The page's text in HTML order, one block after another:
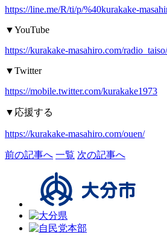
https://line.me/R/ti/p/%40kurakake-
▼YouTube
https://kurakake-masahiro.com/radio_taiso/
▼Twitter
https://mobile.twitter.com/kurakake1973
▼ 応援する
https://kurakake-masahiro.com/ouen/
前の記事へ 一覧 次の記事へ